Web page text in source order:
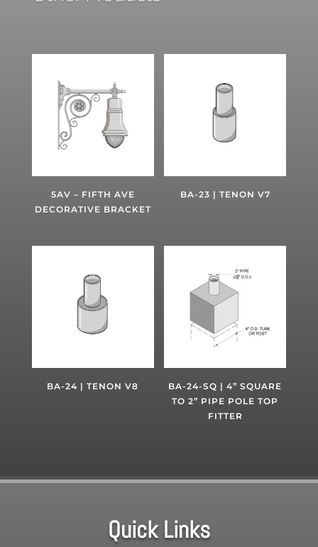
5AV – FIFTH AVE
DECORATIVE BRACKET
BA-23 | TENON V7
BA-24 | TENON V8
BA-24-SQ | 4” SQUARE
TO 2” PIPE POLE TOP
FITTER
Quick Links